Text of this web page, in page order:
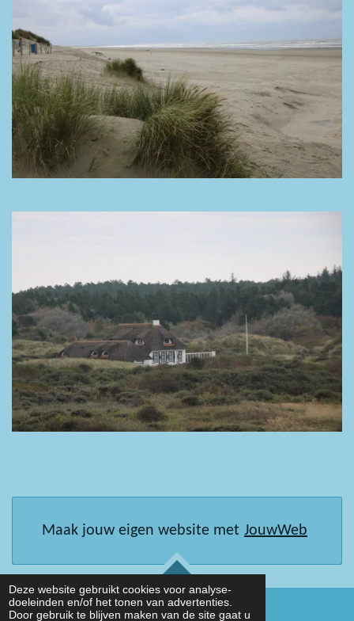
Deze website gebruikt cookies voor analyse-
doeleinden en/of het tonen van advertenties.
Door gebruik te blijven maken van de site gaat u
Maak jouw eigen website met JouwWeb
TOP